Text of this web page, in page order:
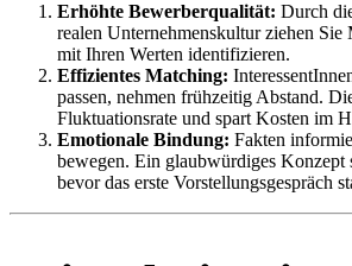
Erhöhte Bewerberqualität: Durch
realen Unternehmenskultur ziehen Sie
mit Ihren Werten identifizieren.
Effizientes Matching:
passen, nehmen frühzeitig Abstand.
Fluktuationsrate und spart Kosten im
Emotionale Bindung: Fakten
bewegen. Ein glaubwürdiges Konzept
bevor das erste Vorstellungsgespräch